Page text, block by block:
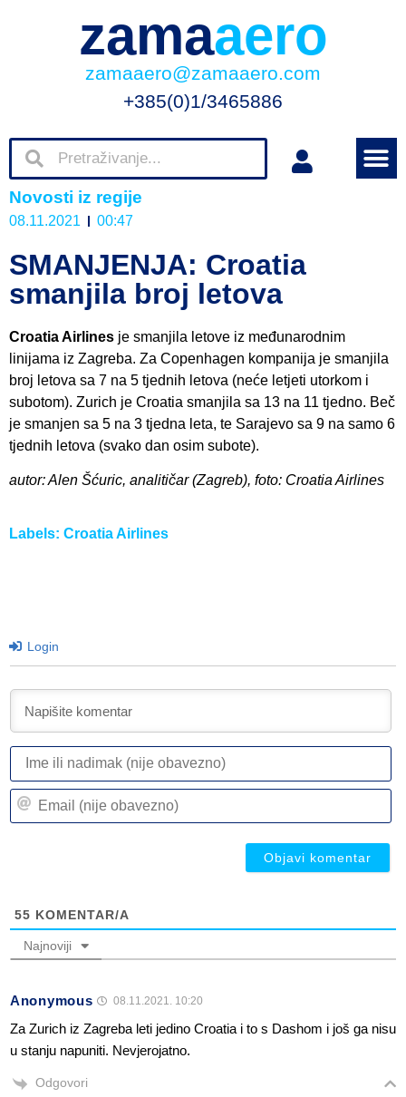
zamaaero
zamaaero@zamaaero.com
+385(0)1/3465886
Novosti iz regije
08.11.2021 00:47
SMANJENJA: Croatia
smanjila broj letova
Croatia Airlines je smanjila letove iz međunarodnim
linijama iz Zagreba. Za Copenhagen kompanija je smanjila
broj letova sa 7 na 5 tjednih letova (neće letjeti utorkom i
subotom). Zurich je Croatia smanjila sa 13 na 11 tjedno. Beč
je smanjen sa 5 na 3 tjedna leta, te Sarajevo sa 9 na samo 6
tjednih letova (svako dan osim subote).
autor: Alen Šćuric, analitičar (Zagreb), foto: Croatia Airlines
Labels: Croatia Airlines
Login
55 KOMENTAR/A
Najnoviji
Anonymous 08.11.2021. 10:20
Za Zurich iz Zagreba leti jedino Croatia i to s Dashom i još ga nisu
u stanju napuniti. Nevjerojatno.
Odgovori